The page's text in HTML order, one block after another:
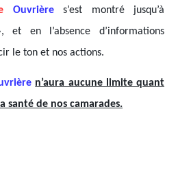
Ouvrières’est montré jusqu’à
et en l’absence d’informations
le ton et nos actions.
n’aura aucune limite quant
santé de nos camarades.